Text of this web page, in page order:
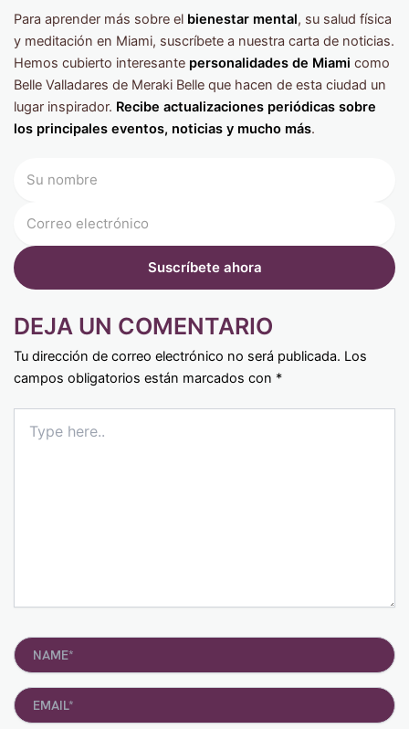
Para aprender más sobre el bienestar mental, su salud física
y meditación en Miami, suscríbete a nuestra carta de noticias.
Hemos cubierto interesante personalidades de Miami como
Belle Valladares de Meraki Belle que hacen de esta ciudad un
lugar inspirador. Recibe actualizaciones periódicas sobre
los principales eventos, noticias y mucho más.
DEJA UN COMENTARIO
Tu dirección de correo electrónico no será publicada. Los
campos obligatorios están marcados con *
here..
Name*
Email*